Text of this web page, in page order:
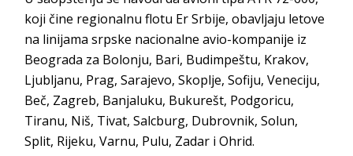
koji čine regionalnu flotu Er Srbije, obavljaju letove
na linijama srpske nacionalne avio-kompanije iz
Beograda za Bolonju, Bari, Budimpeštu, Krakov,
Ljubljanu, Prag, Sarajevo, Skoplje, Sofiju, Veneciju,
Beč, Zagreb, Banjaluku, Bukurešt, Podgoricu,
Tiranu, Niš, Tivat, Salcburg, Dubrovnik, Solun,
Split, Rijeku, Varnu, Pulu, Zadar i Ohrid.